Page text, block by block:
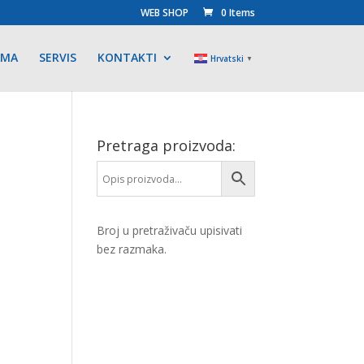
WEB SHOP 0 Items
SERVIS KONTAKTI Hrvatski ▼
Pretraga proizvoda:
Broj u pretraživaču upisivati
bez razmaka.